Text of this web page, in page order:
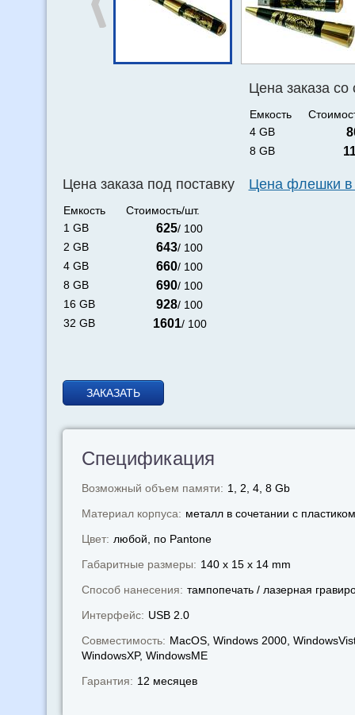
Цена заказа под поставку
Емкость
Стоимость/шт.
1 GB
625/ 100
2 GB
643/ 100
4 GB
660/ 100
8 GB
690/ 100
16 GB
928/ 100
32 GB
1601/ 100
Цена заказа со
Емкость
4 GB
8 GB
Цена флешки в
ЗАКАЗАТЬ
Спецификация
Возможный объем памяти: 1, 2, 4, 8 Gb
Материал корпуса: металл в сочетании с пластиком
Цвет: любой, по Pantone
Габаритные размеры: 140 x 15 x 14 mm
Способ нанесения: тампопечать / лазерная
Интерфейс: USB 2.0
Совместимость: MacOS, Windows 2000,
WindowsXP, WindowsМЕ
Гарантия: 12 месяцев